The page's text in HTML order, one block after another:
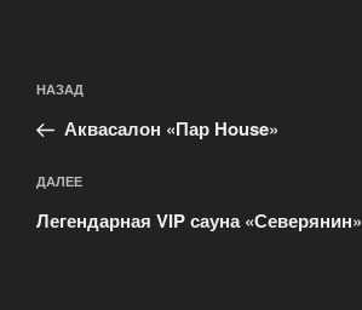
по
записям
Предыдущая
запись:
НАЗАД
Аквасалон «Пар House»
Следующая
запись
ДАЛЕЕ
Легендарная VIP сауна «Северянин»